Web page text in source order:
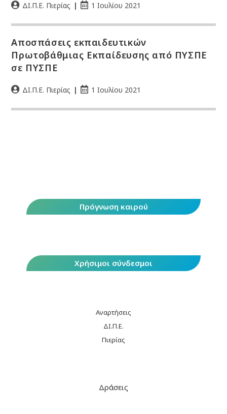
ΔΙ.Π.Ε. Πιερίας 1 Ιουλίου 2021
Αποσπάσεις εκπαιδευτικών
Πρωτοβάθμιας Εκπαίδευσης από ΠΥΣΠΕ
σε ΠΥΣΠΕ
ΔΙ.Π.Ε. Πιερίας 1 Ιουλίου 2021
Πρόγνωση καιρού
Χρήσιμοι σύνδεσμοι
Αναρτήσεις
ΔΙ.Π.Ε.
Πιερίας
Δράσεις